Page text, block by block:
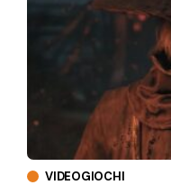
VIDEOGIOCHI